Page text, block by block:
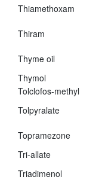
Thiamethoxam
Thiram
Thyme oil
Thymol
Tolclofos-methyl
Tolpyralate
Topramezone
Tri-allate
Triadimenol